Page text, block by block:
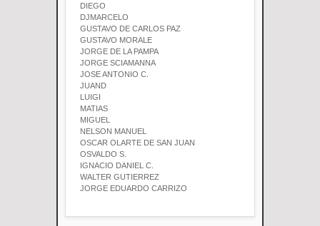
DIEGO
DJMARCELO
GUSTAVO DE CARLOS PAZ
GUSTAVO MORALE
JORGE DE LA PAMPA
JORGE SCIAMANNA
JOSE ANTONIO C.
JUAND
LUIGI
MATIAS
MIGUEL
NELSON MANUEL
OSCAR OLARTE DE SAN JUAN
OSVALDO S.
IGNACIO DANIEL C.
WALTER GUTIERREZ
JORGE EDUARDO CARRIZO